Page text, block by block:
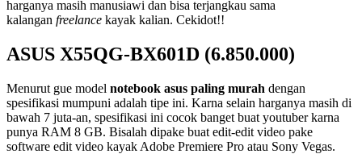
harganya masih manusiawi dan bisa terjangkau sama
kalangan freelance kayak kalian. Cekidot!!
ASUS X55QG-BX601D (6.850.000)
Menurut gue model notebook asus paling murah dengan
spesifikasi mumpuni adalah tipe ini. Karna selain harganya masih di
bawah 7 juta-an, spesifikasi ini cocok banget buat youtuber karna
punya RAM 8 GB. Bisalah dipake buat edit-edit video pake
software edit video kayak Adobe Premiere Pro atau Sony Vegas.